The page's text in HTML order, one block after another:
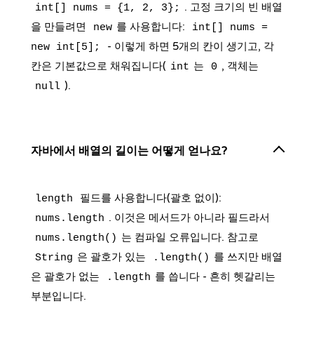
int[] nums = {1, 2, 3}; . 고정 크기의 빈 배열
을 만들려면
new 를 사용합니다:
int[] nums =
new int[5];
- 이렇게 하면 5개의 칸이 생기고, 각
칸은 기본값으로 채워집니다( int 는 0 , 객체는
null ).
자바에서 배열의 길이는 어떻게 얻나요?
length 필드를 사용합니다(괄호 없이):
nums.length . 이것은 메서드가 아니라 필드라서
nums.length() 는 컴파일 오류입니다. 참고로
String 은 괄호가 있는 .length() 를 쓰지만 배열
은 괄호가 없는
.length 를 씁니다 - 흔히 헷갈리는
부분입니다.